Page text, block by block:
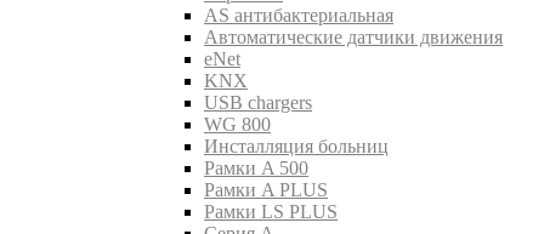
AS антибактериальная
Aвтоматические датчики движения
eNet
KNX
USB chargers
WG 800
Инсталляция больниц
Рамки A 500
Рамки A PLUS
Рамки LS PLUS